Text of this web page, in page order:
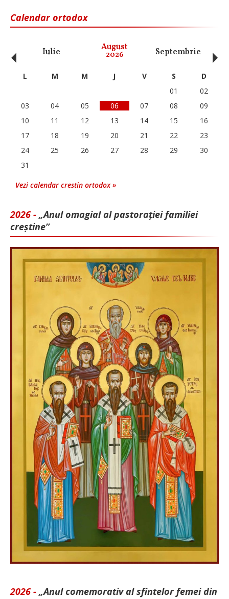
Calendar ortodox
Iulie August
2026 Septembrie
‹ L M M J V S
D
01
02
03
04 05 06 07 08
09
10
11 12 13 14 15
16
17
18 19 20 21 22
23
24
25 26 27 28 29
30
31
Vezi calendar crestin ortodox »
2026 - „Anul omagial al pastorației familiei
creștine”
2026 - „Anul comemorativ al sfintelor femei din